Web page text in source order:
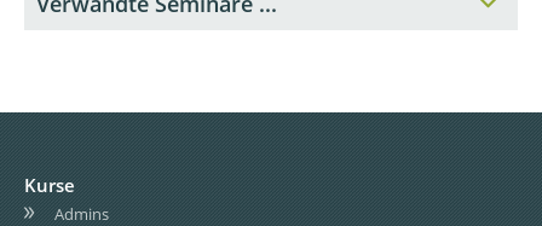
Kurse
Admins